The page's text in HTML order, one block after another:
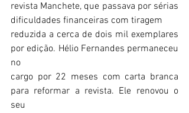
revista Manchete, que passava por sérias
dificuldades financeiras com tiragem
reduzida a cerca de dois mil exemplares
por edição. Hélio Fernandes permaneceu
no
cargo por 22 meses com carta branca
para reformar a revista. Ele renovou o
seu